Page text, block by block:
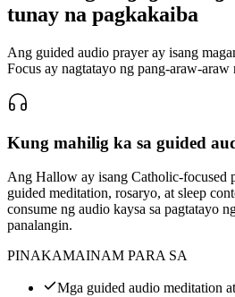
tunay na pagkakaiba
Ang guided audio prayer ay isang
Focus ay nagtatayo ng pang-araw-araw
Kung mahilig ka sa guided
Ang Hallow ay isang Catholic-focused
guided meditation, rosaryo, at sleep
consume ng audio kaysa sa pagtatayo
panalangin.
PINAKAMAINAM PARA SA
Mga guided audio meditation